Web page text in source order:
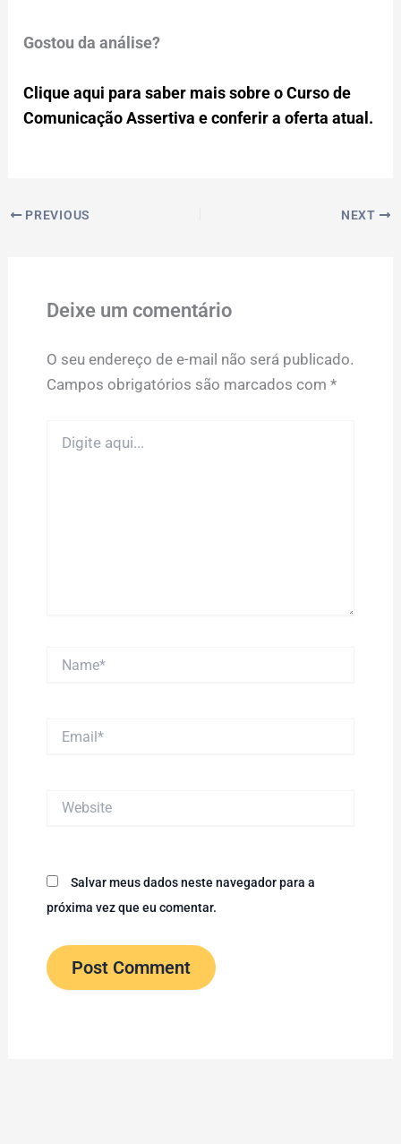
Gostou da análise?
Clique aqui para saber mais sobre o Curso de
Comunicação Assertiva e conferir a oferta atual.
PREVIOUS NEXT
Deixe um comentário
O seu endereço de e-mail não será publicado.
Campos obrigatórios são marcados com *
aqui...
Salvar meus dados neste navegador para a
próxima vez que eu comentar.